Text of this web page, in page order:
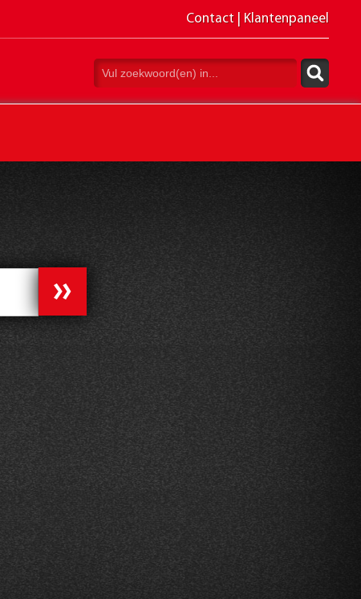
Contact| Klantenpaneel